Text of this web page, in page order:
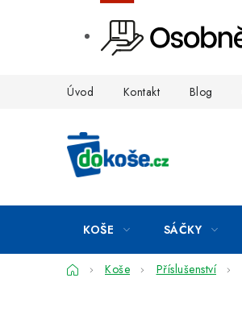
Úvod Kontakt Blog
KOŠE SÁČKY
DomůKoše Příslušenství